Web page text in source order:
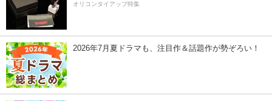
オリコンタイアップ特集
2026年7月夏ドラマも、注目作＆話題作が勢ぞろい！